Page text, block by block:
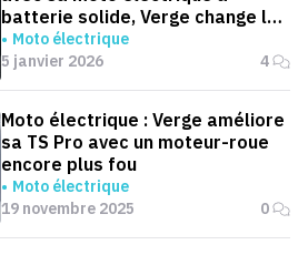
batterie solide, Verge change la
donne
Moto électrique
5 janvier 2026
4
Moto électrique : Verge améliore
sa TS Pro avec un moteur-roue
encore plus fou
Moto électrique
19 novembre 2025
0